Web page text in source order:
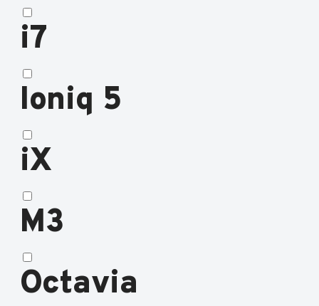
i7
Ioniq 5
iX
M3
Octavia